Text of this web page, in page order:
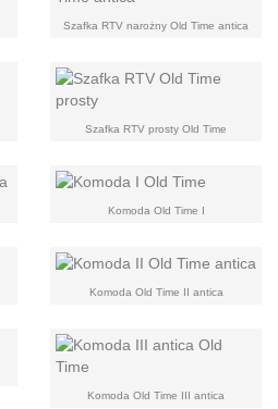
Szafka RTV narożny Old Time antica
Szafka RTV prosty Old Time
Komoda Old Time I
Komoda Old Time II antica
Komoda Old Time III antica